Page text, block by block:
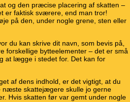
og den præcise placering af skatten –
er faktisk sværere, end man tror!
på den, under nogle grene, sten eller
du kan skrive dit navn, som bevis på,
forskellige bytteelementer – det er små
at lægge i stedet for. Det kan for
af dens indhold, er det vigtigt, at du
skattejægere skulle jo gerne
Hvis skatten før var gemt under nogle